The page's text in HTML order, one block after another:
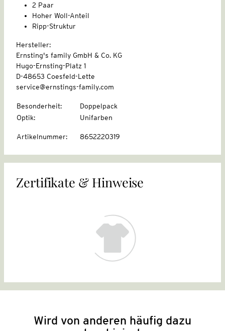
2 Paar
Hoher Woll-Anteil
Ripp-Struktur
Hersteller:
Ernsting's family GmbH & Co. KG
Hugo-Ernsting-Platz 1
D-48653 Coesfeld-Lette
service@ernstings-family.com
Besonderheit:
Doppelpack
Optik: Unifarben
Artikelnummer: 8652220319
Zertifikate & Hinweise
Wird von anderen häufig dazu